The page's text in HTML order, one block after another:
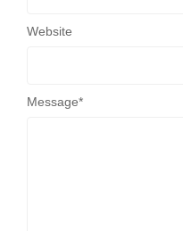
Message*
Website